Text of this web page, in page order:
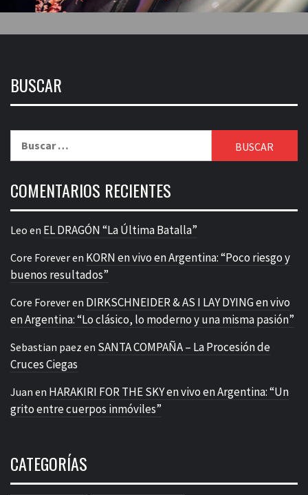
BUSCAR
COMENTARIOS RECIENTES
Leo en EL DRAGÓN “La Última Batalla”
Core Foreveren KORN en vivo en Argentina: “Poco riesgo y
buenos resultados”
Core Foreveren DIRKSCHNEIDER & AS I LAY DYING en vivo
en Argentina: “Lo clásico, lo moderno y una misma pasión”
Sebastian paez en SANTA COMPAÑA – La Procesión de
Cruces Ciegas
Juan en HARAKIRI FOR THE SKY en vivo en Argentina: “Un
grito entre cuerpos inmóviles”
CATEGORÍAS